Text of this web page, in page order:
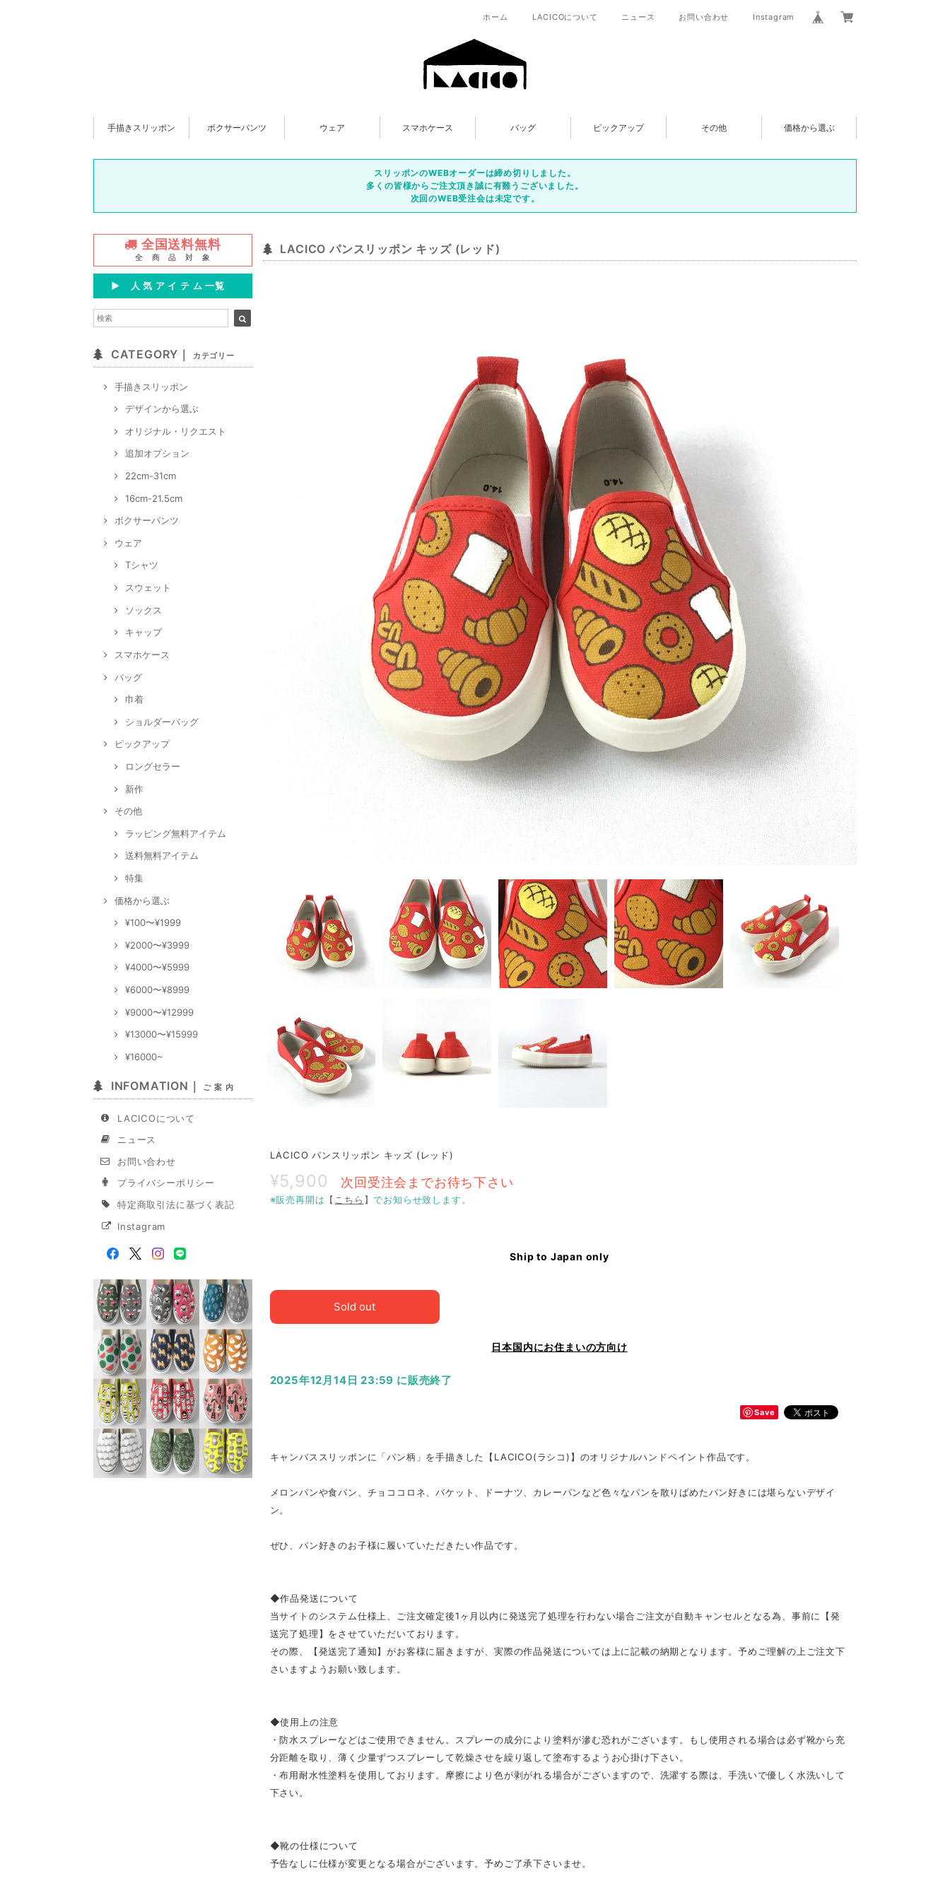
ホーム LACICOについて ニュース お問い合わせ Instagram
手描きスリッポン ボクサーパンツ ウェア スマホケース バッグ ピックアップ その他 価格から選ぶ
スリッポンのWEBオーダーは締め切りしました。
多くの皆様からご注文頂き誠に有難うございました。
次回のWEB受注会は未定です。
全国送料無料
全 商 品 対 象
▶︎ 人 気 ア イ テ ム 一覧
CATEGORY｜ カテゴリー
手描きスリッポン
デザインから選ぶ
オリジナル・リクエスト
追加オプション
22cm-31cm
16cm-21.5cm
ボクサーパンツ
ウェア
Tシャツ
スウェット
ソックス
キャップ
スマホケース
バッグ
巾着
ショルダーバッグ
ピックアップ
ロングセラー
新作
その他
ラッピング無料アイテム
送料無料アイテム
特集
価格から選ぶ
¥100〜¥1999
¥2000〜¥3999
¥4000〜¥5999
¥6000〜¥8999
¥9000〜¥12999
¥13000〜¥15999
¥16000~
INFOMATION｜ ご 案 内
LACICOについて
ニュース
お問い合わせ
プライバシーポリシー
特定商取引法に基づく表記
Instagram
LACICO パンスリッポン キッズ (レッド)
LACICO パンスリッポン キッズ (レッド)
¥5,900 次回受注会までお待ち下さい
※販売再開は 【 こちら 】でお知らせ致します。
Ship to Japan only
Sold out
日本国内にお住まいの方向け
2025年12月14日 23:59 に販売終了
Save
キャンバススリッポンに「パン柄」を手描きした【LACICO(ラシコ)】のオリジナルハンドペイント作品です。
メロンパンや食パン、チョココロネ、バケット、ドーナツ、カレーパンなど色々なパンを散りばめたパン好きには堪らないデザイ
ン。
ぜひ、パン好きのお子様に履いていただきたい作品です。
◆作品発送について
当サイトのシステム仕様上、ご注文確定後1ヶ月以内に発送完了処理を行わない場合ご注文が自動キャンセルとなる為、事前に【発
送完了処理】をさせていただいております。
その際、【発送完了通知】がお客様に届きますが、実際の作品発送については上に記載の納期となります。予めご理解の上ご注文下
さいますようお願い致します。
◆使用上の注意
・防水スプレーなどはご使用できません。スプレーの成分により塗料が滲む恐れがございます。もし使用される場合は必ず靴から充
分距離を取り、薄く少量ずつスプレーして乾燥させを繰り返して塗布するようお心掛け下さい。
・布用耐水性塗料を使用しております。摩擦により色が剥がれる場合がございますので、洗濯する際は、手洗いで優しく水洗いして
下さい。
◆靴の仕様について
予告なしに仕様が変更となる場合がございます。予めご了承下さいませ。